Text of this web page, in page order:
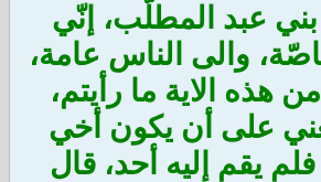
عبد المطلّب، إنّي
والى الناس عامة،
هذه الاية ما رأيتم،
على أن يكون أخي
يقم إليه أحد، قال